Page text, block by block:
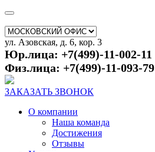
ул. Азовская, д. 6, кор. 3
Юр.лица: +7(499)-11-002-11
Физ.лица: +7(499)-11-093-79
ЗАКАЗАТЬ ЗВОНОК
О компании
Наша команда
Достижения
Отзывы